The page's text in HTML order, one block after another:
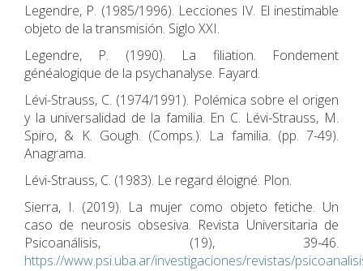
Legendre, P. (1985/1996). Lecciones IV. El inestimable
objeto de la transmisión. Siglo XXI.
Legendre, P. (1990). La filiation. Fondement
généalogique de la psychanalyse. Fayard.
Lévi-Strauss, C. (1974/1991). Polémica sobre el origen
y la universalidad de la familia. En C. Lévi-Strauss, M.
Spiro, & K. Gough. (Comps.). La familia. (pp. 7-49).
Anagrama.
Lévi-Strauss, C. (1983). Le regard éloigné. Plon.
Sierra, I. (2019). La mujer como objeto fetiche. Un
caso de neurosis obsesiva. Revista Universitaria de
Psicoanálisis, (19), 39-46.
https://www.psi.uba.ar/investigaciones/revistas/